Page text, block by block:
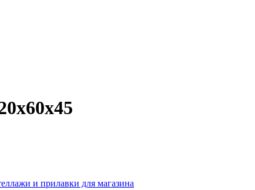
и прилавки для магазина